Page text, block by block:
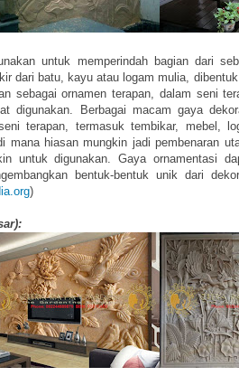
untuk memperindah bagian dari
dari batu, kayu atau logam mulia,
sebagai ornamen terapan, dalam seni
digunakan. Berbagai macam gaya
terapan, termasuk tembikar, mebel,
mana hiasan mungkin jadi pembenaran
untuk digunakan. Gaya ornamentasi
bentuk-bentuk unik dari
)